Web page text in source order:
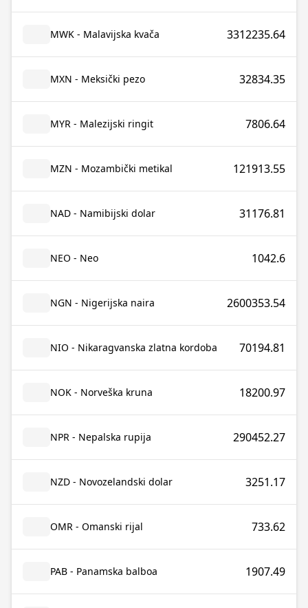
MWK - Malavijska kvača 3312235.64
MXN - Meksički pezo 32834.35
MYR - Malezijski ringit 7806.64
MZN - Mozambički metikal 121913.55
NAD - Namibijski dolar 31176.81
NEO - Neo 1042.6
NGN - Nigerijska naira 2600353.54
NIO - Nikaragvanska zlatna kordoba 70194.81
NOK - Norveška kruna 18200.97
NPR - Nepalska rupija 290452.27
NZD - Novozelandski dolar 3251.17
OMR - Omanski rijal 733.62
PAB - Panamska balboa 1907.49